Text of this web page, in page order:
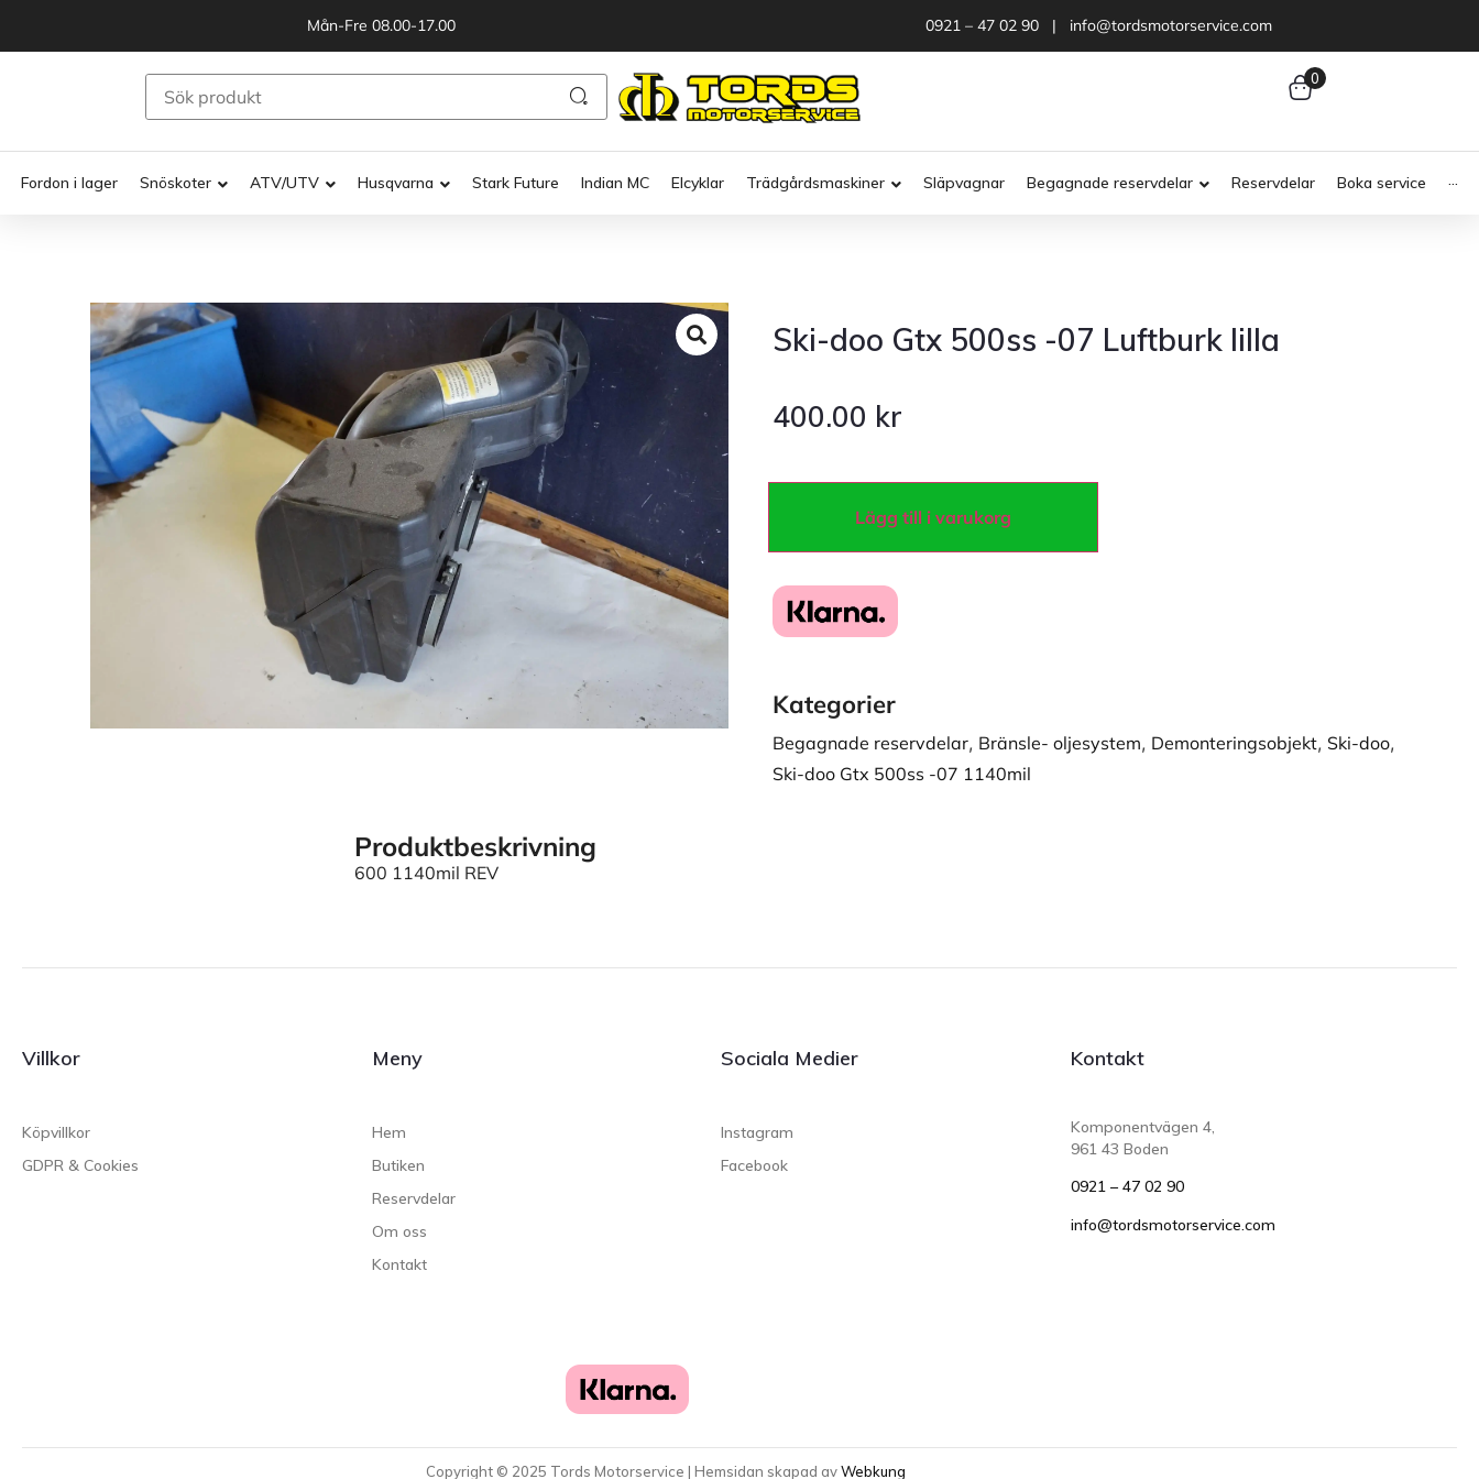
Mån-Fre 08.00-17.00 0921 – 47 02 90 | info@tordsmotorservice.com
0
Fordon i lager Snöskoter ATV/UTV Husqvarna Stark Future Indian MC Elcyklar Trädgårdsmaskiner Släpvagnar Begagnade reservdelar Reservdelar Boka service ···
Ski-doo Gtx 500ss -07 Luftburk lilla
400.00 kr
Lägg till i varukorg
Kategorier
Begagnade reservdelar, Bränsle- oljesystem, Demonteringsobjekt, Ski-doo,
Ski-doo Gtx 500ss -07 1140mil
Produktbeskrivning
600 1140mil REV
Villkor
Köpvillkor
GDPR & Cookies
Meny
Hem
Butiken
Reservdelar
Om oss
Kontakt
Sociala Medier
Instagram
Facebook
Kontakt
Komponentvägen 4,
961 43 Boden
0921 – 47 02 90
info@tordsmotorservice.com
Copyright © 2025 Tords Motorservice | Hemsidan skapad avWebkung